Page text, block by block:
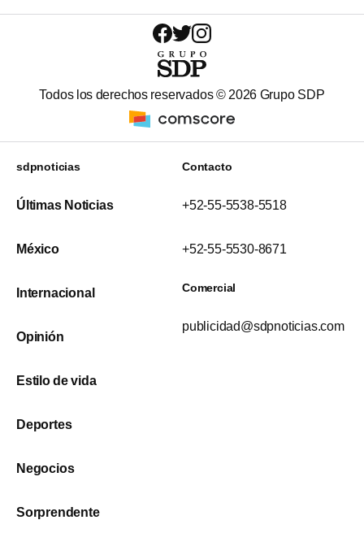
Todos los derechos reservados © 2026 Grupo SDP
sdpnoticias
Últimas Noticias
México
Internacional
Opinión
Estilo de vida
Deportes
Negocios
Sorprendente
Contacto
+52-55-5538-5518
+52-55-5530-8671
Comercial
publicidad@sdpnoticias.com